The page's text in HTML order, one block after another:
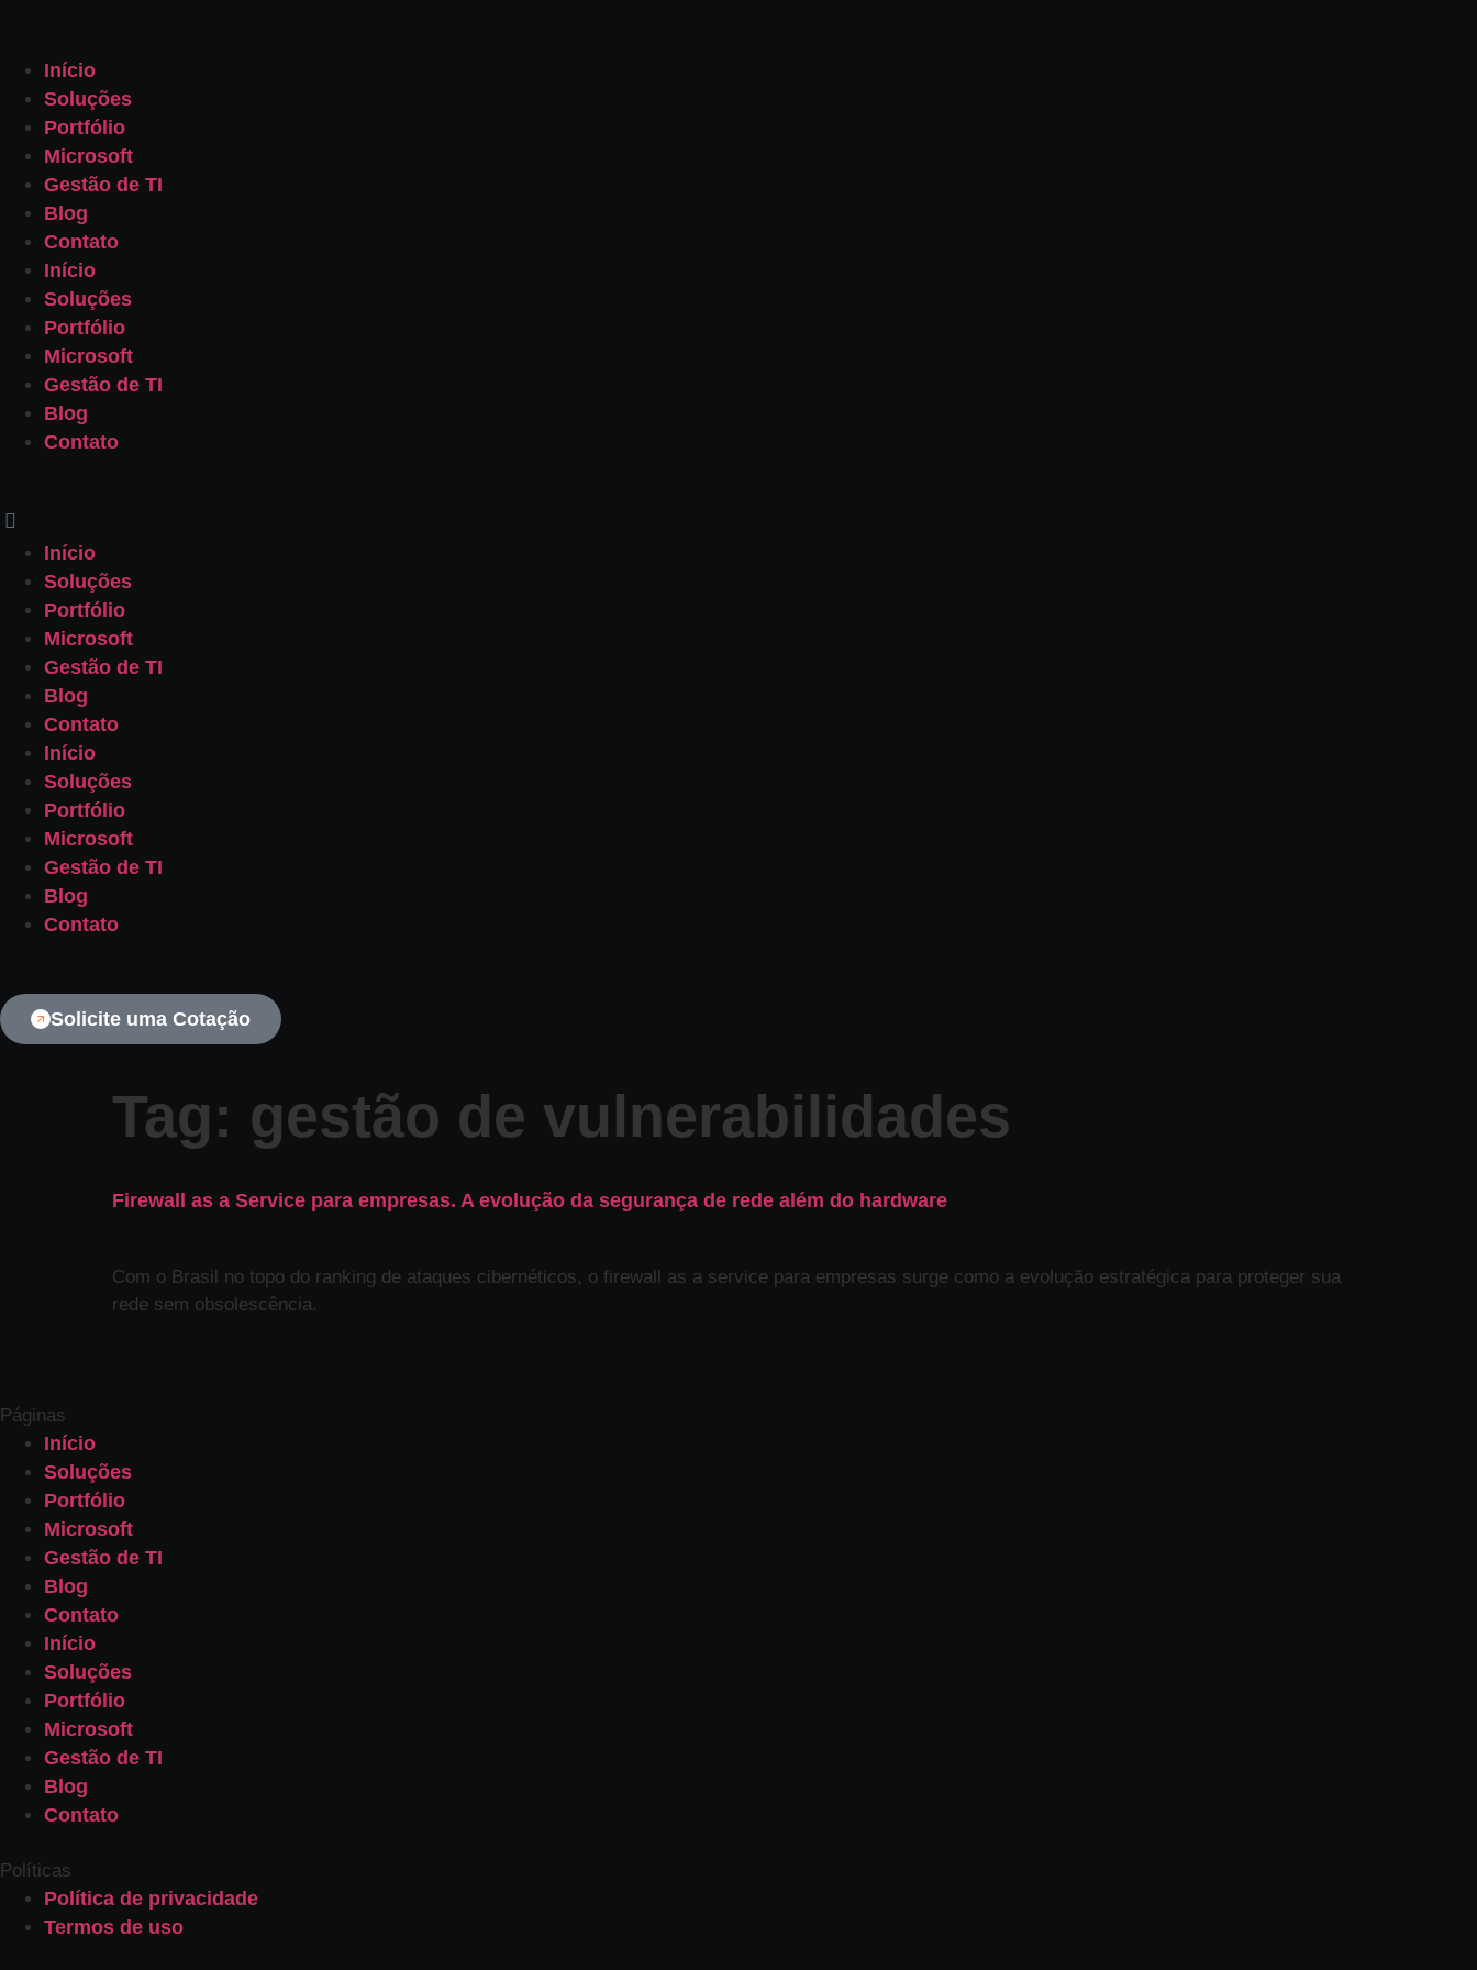
Início
Soluções
Portfólio
Microsoft
Gestão de TI
Blog
Contato
Início
Soluções
Portfólio
Microsoft
Gestão de TI
Blog
Contato
Início
Soluções
Portfólio
Microsoft
Gestão de TI
Blog
Contato
Início
Soluções
Portfólio
Microsoft
Gestão de TI
Blog
Contato
Solicite uma Cotação
Tag: gestão de vulnerabilidades
Firewall as a Service para empresas. A evolução da segurança de rede além do hardware
Com o Brasil no topo do ranking de ataques cibernéticos, o firewall as a service para empresas surge como a evolução estratégica para proteger sua
rede sem obsolescência.
Páginas
Início
Soluções
Portfólio
Microsoft
Gestão de TI
Blog
Contato
Início
Soluções
Portfólio
Microsoft
Gestão de TI
Blog
Contato
Políticas
Política de privacidade
Termos de uso